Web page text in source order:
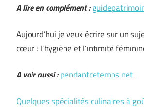
A lire en complément :
Aujourd’hui je veux écrire sur un
cœur : l’hygiène et l’intimité
A voir aussi :pendantcetemps.net
Quelques spécialités culinaires à